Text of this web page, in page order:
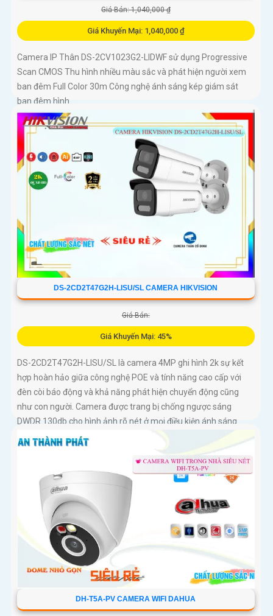
Giá Bán: 1,040,000 ₫
Giá Khuyến Mại: 1,040,000 ₫
Camera IP Thân DS-2CV1023G2-LIDWF sử dụng Progressive
Scan CMOS Thu hình nhiều màu sắc và phát hiện người xem
ban đêm Full Color 30m Công nghệ ánh sáng kép giám sát
ban đêm hình...
DS-2CD2T47G2H-LISU/SL CAMERA HIKVISION
Giá Bán:
Giá Khuyến Mại: 45%
DS-2CD2T47G2H-LISU/SL là camera 4MP ghi hình 2k sự kết
hợp hoàn hảo giữa công nghệ POE và tính năng cao cấp với
đèn còi báo động và khả năng phát hiện chuyển động cũng
như con người. Camera được trang bị chống ngược sáng
DWDR 130db cho hình ảnh rõ nét ở mọi điều kiện ánh sáng
DH-T5A-PV CAMERA WIFI DAHUA